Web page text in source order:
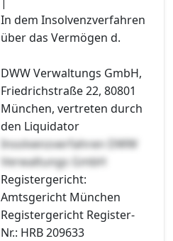
In dem Insolvenzverfahren
über das Vermögen d.
DWW Verwaltungs GmbH,
Friedrichstraße 22, 80801
München, vertreten durch
den Liquidator
Insolvenzverfahren DWW
Verwaltungs GmbH
Registergericht:
Amtsgericht München
Registergericht Register-
Nr.: HRB 209633